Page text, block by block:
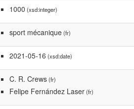
1000 (xsd:integer)
sport mécanique(fr)
2021-05-16 (xsd:date)
C. R. Crews(fr)
Felipe Fernández Laser(fr)